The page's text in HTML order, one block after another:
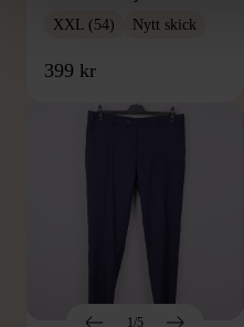
XXL (54) Nytt skick
399 kr
1/5